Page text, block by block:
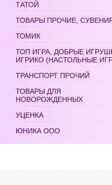
ТАТОЙ
ТОВАРЫ ПРОЧИЕ,
ТОМИК
ТОП ИГРА, ДОБРЫЕ
ИГРИКО (НАСТОЛЬНЫЕ
ТРАНСПОРТ ПРОЧИЙ
ТОВАРЫ ДЛЯ
НОВОРОЖДЕННЫХ
УЦЕНКА
ЮНИКА ООО